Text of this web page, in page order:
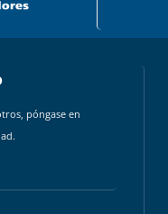
póngase en